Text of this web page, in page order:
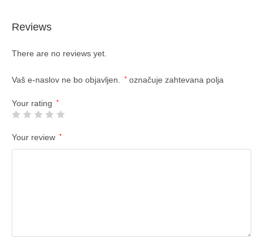
Reviews
There are no reviews yet.
Vaš e-naslov ne bo objavljen. * označuje zahtevana polja
Your rating *
Your review *